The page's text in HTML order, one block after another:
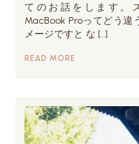
てのお話をします。
MacBook Proってどう違
メージですと な […]
READ MORE